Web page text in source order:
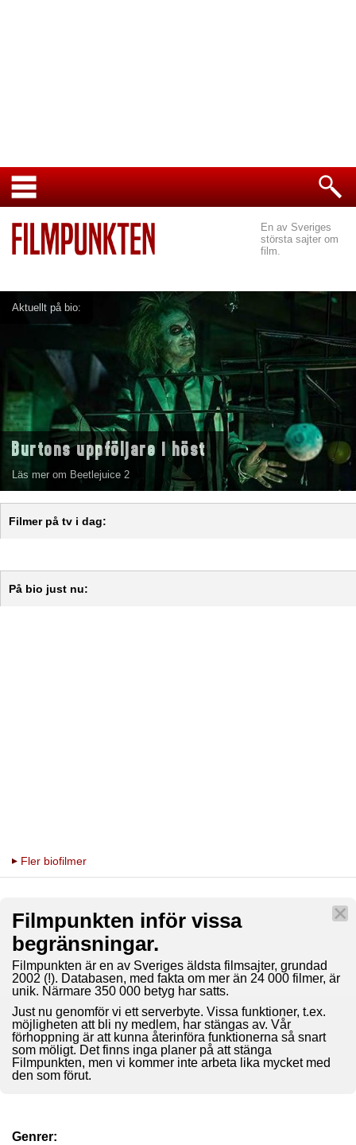
En av Sveriges
största sajter om
film.
Aktuellt på bio:
Burtons uppföljare i höst
Läs mer om Beetlejuice 2
Filmer på tv i dag:
På bio just nu:
Fler biofilmer
Filmpunkten inför vissa
begränsningar.
Filmpunkten är en av Sveriges äldsta filmsajter, grundad
2002 (!). Databasen, med fakta om mer än 24 000 filmer, är
unik. Närmare 350 000 betyg har satts.
Just nu genomför vi ett serverbyte. Vissa funktioner, t.ex.
möjligheten att bli ny medlem, har stängas av. Vår
förhoppning är att kunna återinföra funktionerna så snart
som möligt. Det finns inga planer på att stänga
Filmpunkten, men vi kommer inte arbeta lika mycket med
den som förut.
Genrer: